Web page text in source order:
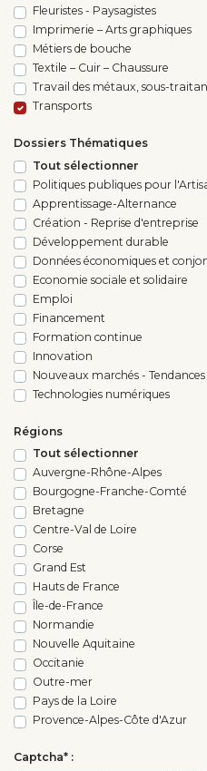
Fleuristes - Paysagistes
Imprimerie – Arts graphiques
Métiers de bouche
Textile – Cuir – Chaussure
Travail des métaux, sous-
Transports
Dossiers Thématiques
Tout sélectionner
Politiques publiques pour
Apprentissage-Alternance
Création - Reprise d'entreprise
Développement durable
Données économiques et
Economie sociale et solidaire
Emploi
Financement
Formation continue
Innovation
Nouveaux marchés -
Technologies numériques
Régions
Tout sélectionner
Auvergne-Rhône-Alpes
Bourgogne-Franche-Comté
Bretagne
Centre-Val de Loire
Corse
Grand Est
Hauts de France
Île-de-France
Normandie
Nouvelle Aquitaine
Occitanie
Outre-mer
Pays de la Loire
Provence-Alpes-Côte d'Azur
Captcha* :